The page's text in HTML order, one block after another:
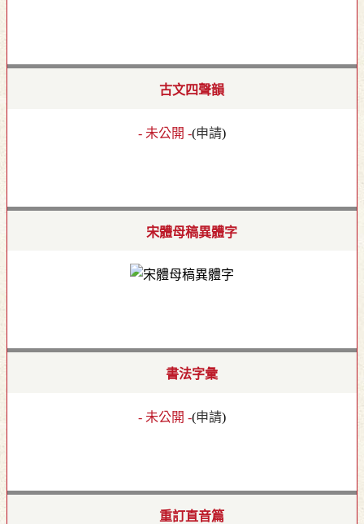
古文四聲韻
- 未公開 -(申請)
宋體母稿異體字
書法字彙
- 未公開 -(申請)
重訂直音篇